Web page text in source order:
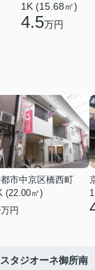
1K (15.68㎡)
4.5万円
市中京区橋西町
(22.00㎡)
万円
タジオーネ御所南